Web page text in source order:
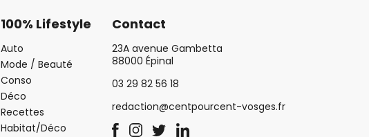
100% Lifestyle
Auto
Mode / Beauté
Conso
Déco
Recettes
Habitat/Déco
Contact
23A avenue Gambetta
88000 Épinal
03 29 82 56 18
redaction@centpourcent-vosges.fr